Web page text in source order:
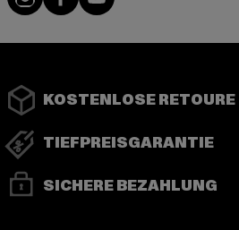
KOSTENLOSE RETOURE
TIEFPREISGARANTIE
SICHERE BEZAHLUNG